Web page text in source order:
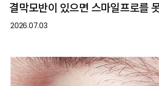
결막모반이 있으면 스마일프로를
2026.07.03